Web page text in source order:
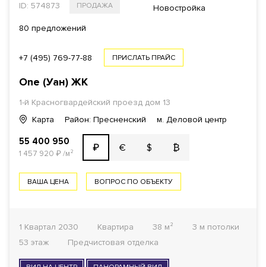
ID: 574873 ПРОДАЖА Новостройка
80 предложений
+7 (495) 769-77-88 ПРИСЛАТЬ ПРАЙС
One (Уан) ЖК
1-й Красногвардейский проезд дом 13
Карта
Район: Пресненский м. Деловой центр
55 400 950
1 457 920 ₽/м² ₽ € $ ₿
ВАША ЦЕНА ВОПРОС ПО ОБЪЕКТУ
1 Квартал 2030 Квартира 38 м²
3 м потолки
53 этаж
Предчистовая отделка